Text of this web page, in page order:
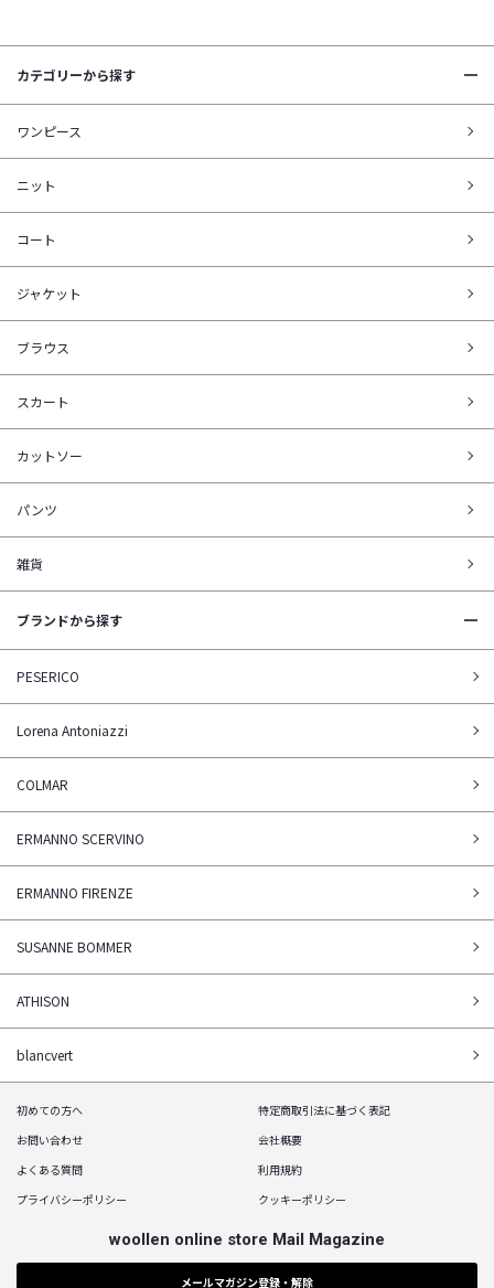
カテゴリーから探す
ワンピース
ニット
コート
ジャケット
ブラウス
スカート
カットソー
パンツ
雑貨
ブランドから探す
PESERICO
Lorena Antoniazzi
COLMAR
ERMANNO SCERVINO
ERMANNO FIRENZE
SUSANNE BOMMER
ATHISON
blancvert
初めての方へ
特定商取引法に基づく表記
お問い合わせ
会社概要
よくある質問
利用規約
プライバシーポリシー
クッキーポリシー
woollen online store Mail Magazine
メールマガジン登録・解除